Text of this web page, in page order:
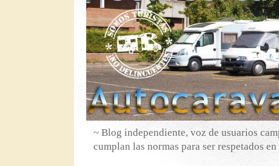
~ Blog independiente, voz de usuarios
cumplan las normas para ser respetados